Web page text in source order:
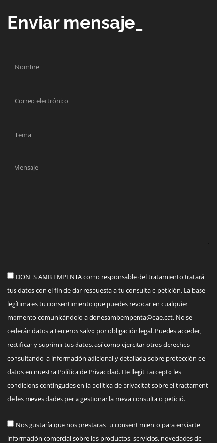
Enviar mensaje_
DONES AMB EMPENTA como responsable del tratamiento tratará
tus datos con el fin de dar respuesta a tu consulta o petición. La base
legítima es tu consentimiento que puedes revocar en cualquier
momento comunicándolo adonesambempenta@dae.cat. No se
cederán datos a terceros salvo por obligación legal. Puedes acceder,
rectificar y suprimir tus datos, así como ejercitar otros derechos
consultando la información adicional y detallada sobre protección de
datos en nuestra Política de Privacidad. He llegit i accepto les
condicions contingudes en la política de privacitat sobre el tractament
de les meves dades per a gestionar la meva consulta o petició.
Nos gustaría que nos prestaras tu consentimiento para enviarte
información comercial sobre los productos, servicios, novedades de